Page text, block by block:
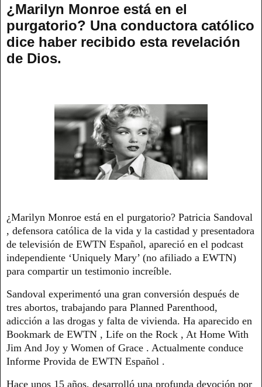
¿Marilyn Monroe está en el
purgatorio? Una conductora católico
dice haber recibido esta revelación
de Dios.
¿Marilyn Monroe está en el purgatorio? Patricia Sandoval
, defensora católica de la vida y la castidad y presentadora
de televisión de EWTN Español, apareció en el podcast
independiente ‘Uniquely Mary’ (no afiliado a EWTN)
para compartir un testimonio increíble.
Sandoval experimentó una gran conversión después de
tres abortos, trabajando para Planned Parenthood,
adicción a las drogas y falta de vivienda. Ha aparecido en
Bookmark de EWTN , Life on the Rock , At Home With
Jim And Joy y Women of Grace . Actualmente conduce
Informe Provida de EWTN Español .
Hace unos 15 años, desarrolló una profunda devoción por